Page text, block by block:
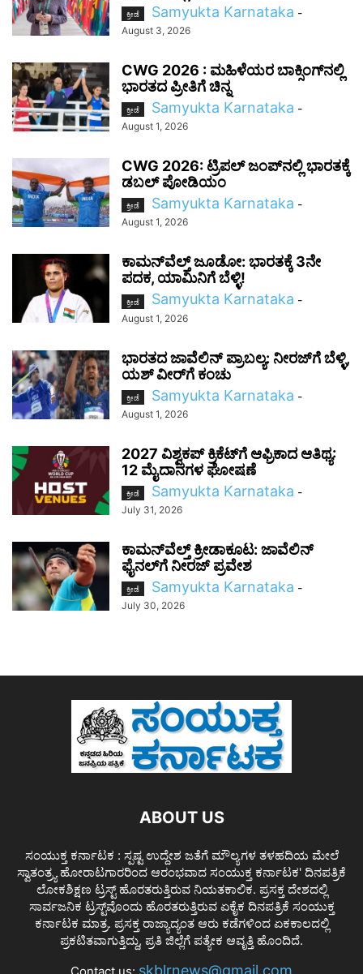
ಕ್ರೀಡೆ Samyukta Karnataka -
August 3, 2026
CWG 2026 : ಮಹಿಳೆಯರ ಬಾಕ್ಸಿಂಗ್‌ನಲ್ಲಿ
ಭಾರತದ ಪ್ರೀತಿಗೆ ಚಿನ್ನ
ಕ್ರೀಡೆ Samyukta Karnataka -
August 1, 2026
CWG 2026: ಟ್ರಿಪಲ್ ಜಂಪ್‌ನಲ್ಲಿ ಭಾರತಕ್ಕೆ
ಡಬಲ್ ಪೋಡಿಯಂ
ಕ್ರೀಡೆ Samyukta Karnataka -
August 1, 2026
ಕಾಮನ್‌ವೆಲ್ತ್ ಜೂಡೋ: ಭಾರತಕ್ಕೆ 3ನೇ
ಪದಕ, ಯಾಮಿನಿಗೆ ಬೆಳ್ಳಿ!
ಕ್ರೀಡೆ Samyukta Karnataka -
August 1, 2026
ಭಾರತದ ಜಾವೆಲಿನ್ ಪ್ರಾಬಲ್ಯ: ನೀರಜ್‌ಗೆ ಬೆಳ್ಳಿ,
ಯಶ್ ವೀರ್‌ಗೆ ಕಂಚು
ಕ್ರೀಡೆ Samyukta Karnataka -
August 1, 2026
2027 ವಿಶ್ವಕಪ್‌ ಕ್ರಿಕೆಟ್‌ಗೆ ಆಫ್ರಿಕಾದ ಆತಿಥ್ಯ:
12 ಮೈದಾನಗಳ ಘೋಷಣೆ
ಕ್ರೀಡೆ Samyukta Karnataka -
July 31, 2026
ಕಾಮನ್‌ವೆಲ್ತ್ ಕ್ರೀಡಾಕೂಟ: ಜಾವೆಲಿನ್
ಫೈನಲ್‌ಗೆ ನೀರಜ್ ಪ್ರವೇಶ
ಕ್ರೀಡೆ Samyukta Karnataka -
July 30, 2026
ABOUT US
ಸಂಯುಕ್ತ ಕರ್ನಾಟಕ : ಸ್ಪಷ್ಟ ಉದ್ದೇಶ ಜತೆಗೆ ಮೌಲ್ಯಗಳ ತಳಹದಿಯ ಮೇಲೆ
ಸ್ವಾತಂತ್ರ್ಯ ಹೋರಾಟಗಾರರಿಂದ ಆರಂಭವಾದ ಸಂಯುಕ್ತ ಕರ್ನಾಟಕ' ದಿನಪತ್ರಿಕೆ
ಲೋಕಶಿಕ್ಷಣ ಟ್ರಸ್ಟ್ ಹೊರತರುತ್ತಿರುವ ನಿಯತಕಾಲಿಕ. ಪ್ರಸಕ್ತ ದೇಶದಲ್ಲಿ
ಸಾರ್ವಜನಿಕ ಟ್ರಸ್ಟ್‌ವೊಂದು ಹೊರತರುತ್ತಿರುವ ಏಕೈಕ ದಿನಪತ್ರಿಕೆ ಸಂಯುಕ್ತ
ಕರ್ನಾಟಕ ಮಾತ್ರ. ಪ್ರಸಕ್ತ ರಾಜ್ಯಾದ್ಯಂತ ಆರು ಕಡೆಗಳಿಂದ ಏಕಕಾಲದಲ್ಲಿ
ಪ್ರಕಟಿತವಾಗುತ್ತಿದ್ದು, ಪ್ರತಿ ಜಿಲ್ಲೆಗೆ ಪತ್ಯೇಕ ಆವೃತ್ತಿ ಹೊಂದಿದೆ.
skblrnews@gmail.com